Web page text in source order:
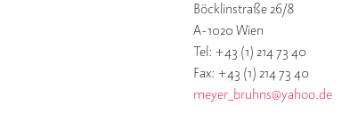
Böcklinstraße 26/8
A-1020 Wien
Tel: +43 (1) 214 73 40
Fax: +43 (1) 214 73 40
meyer_bruhns@yahoo.de